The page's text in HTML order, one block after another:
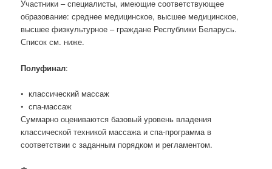
Участники – специалисты, имеющие соответствующее
образование: среднее медицинское, высшее медицинское,
высшее физкультурное – граждане Республики Беларусь.
Список см. ниже.
Полуфинал:
• классический массаж
• спа-массаж
Суммарно оцениваются базовый уровень владения
классической техникой массажа и спа-программа в
соответствии с заданным порядком и регламентом.